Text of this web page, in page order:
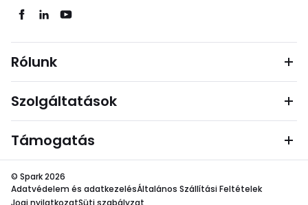
Rólunk
Szolgáltatások
Támogatás
© Spark 2026
Adatvédelem és adatkezelésÁltalános Szállítási Feltételek
Jogi nyilatkozatSüti szabályzat